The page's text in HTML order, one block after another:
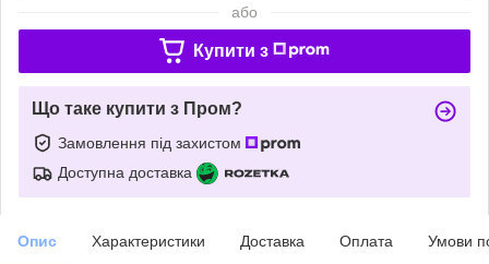
або
Купити з
Що таке купити з Пром?
Замовлення під захистом
Доступна доставка
Опис Характеристики Доставка Оплата Умови